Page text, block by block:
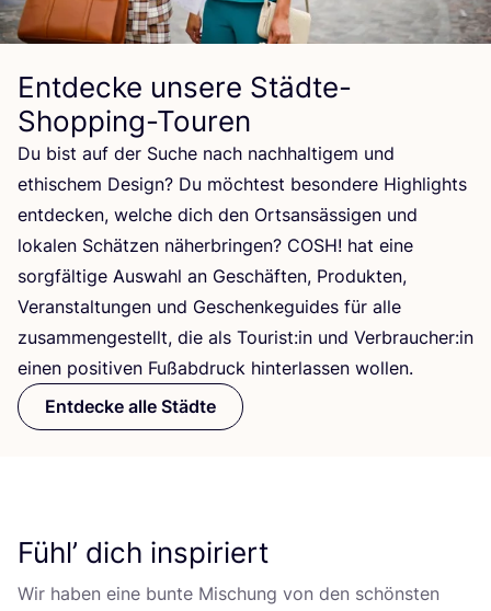
Entdecke unsere Städte-
Shopping-Touren
Du bist auf der Suche nach nach­hal­ti­gem und
ethi­schem Design? Du möch­test beson­de­re High­lights
ent­de­cken, wel­che dich den Orts­an­säs­si­gen und
loka­len Schät­zen näher­brin­gen? COSH! hat eine
sorg­fäl­ti­ge Aus­wahl an Geschäf­ten, Pro­duk­ten,
Ver­an­stal­tun­gen und Geschen­ke­gui­des für alle
zusam­men­ge­stellt, die als Tourist:in und Verbraucher:in
einen posi­ti­ven Fuß­ab­druck hin­ter­las­sen wollen.
Entdecke alle Städte
Fühl’ dich inspiriert
Wir haben eine bun­te Mischung von den schöns­ten